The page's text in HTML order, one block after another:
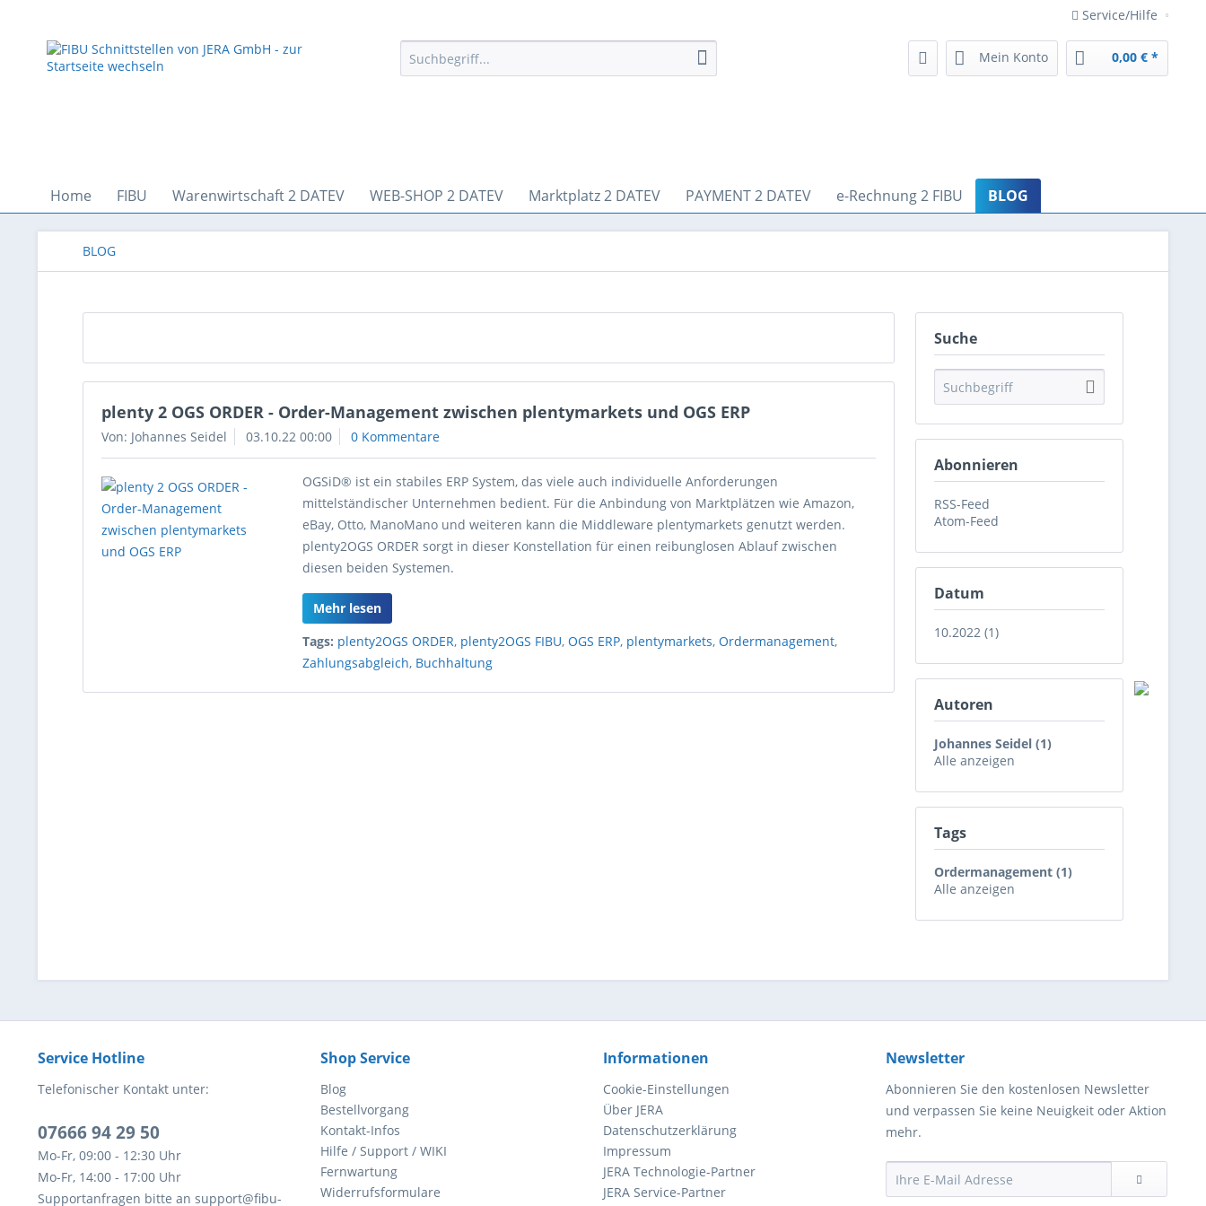
Service/Hilfe
Mein Konto 0,00 € *
Home FIBU Warenwirtschaft 2 DATEV WEB-SHOP 2 DATEV Marktplatz 2 DATEV PAYMENT 2 DATEV e-Rechnung 2 FIBU BLOG
BLOG
Suche
Abonnieren
RSS-Feed
Atom-Feed
Datum
10.2022 (1)
Autoren
Johannes Seidel (1)
Alle anzeigen
Tags
Ordermanagement (1)
Alle anzeigen
plenty 2 OGS ORDER - Order-Management zwischen plentymarkets und OGS ERP
Von: Johannes Seidel 03.10.22 00:00 0 Kommentare
OGSiD® ist ein stabiles ERP System, das viele auch individuelle Anforderungen
mittelständischer Unternehmen bedient. Für die Anbindung von Marktplätzen wie Amazon,
eBay, Otto, ManoMano und weiteren kann die Middleware plentymarkets genutzt werden.
plenty2OGS ORDER sorgt in dieser Konstellation für einen reibunglosen Ablauf zwischen
diesen beiden Systemen.
Mehr lesen
Tags: plenty2OGS ORDER, plenty2OGS FIBU,OGS ERP, plentymarkets,Ordermanagement,
Zahlungsabgleich, Buchhaltung
Service Hotline
Telefonischer Kontakt unter:
07666 94 29 50
Mo-Fr, 09:00 - 12:30 Uhr
Mo-Fr, 14:00 - 17:00 Uhr
Supportanfragen bitte an support@fibu-
Shop Service
Blog
Bestellvorgang
Kontakt-Infos
Hilfe / Support / WIKI
Fernwartung
Widerrufsformulare
Informationen
Cookie-Einstellungen
Über JERA
Datenschutzerklärung
Impressum
JERA Technologie-Partner
JERA Service-Partner
Newsletter
Abonnieren Sie den kostenlosen Newsletter
und verpassen Sie keine Neuigkeit oder Aktion
mehr.